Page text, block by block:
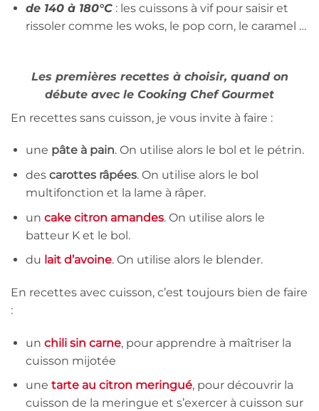
de 140 à 180°C: les cuissons à vif pour saisir et
rissoler comme les woks, le pop corn, le caramel …
Les premières recettes à choisir, quand on
débute avec le Cooking Chef Gourmet
En recettes sans cuisson, je vous invite à faire :
une pâte à pain. On utilise alors le bol et le pétrin.
des carottes râpées. On utilise alors le bol
multifonction et la lame à râper.
un cake citron amandes. On utilise alors le
batteur K et le bol.
du lait d’avoine. On utilise alors le blender.
En recettes avec cuisson, c’est toujours bien de faire
:
un chili sin carne, pour apprendre à maîtriser la
cuisson mijotée
une tarte au citron meringué, pour découvrir la
cuisson de la meringue et s’exercer à cuisson sur